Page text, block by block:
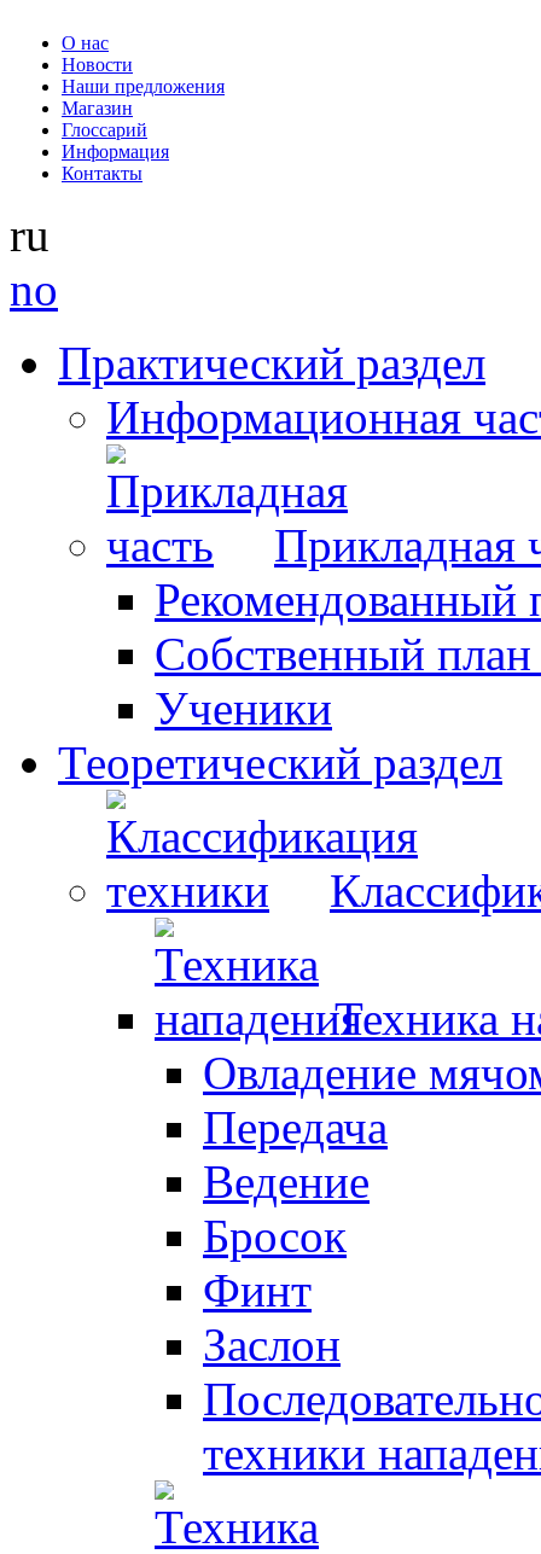
О нас
Новости
Наши предложения
Магазин
Глоссарий
Информация
Контакты
ru
no
Практический раздел
Информационная
Прикладная
Рекомендованный
Собственный
Ученики
Теоретический раздел
Техника
Овладение
Передача
Ведение
Бросок
Финт
Заслон
техники